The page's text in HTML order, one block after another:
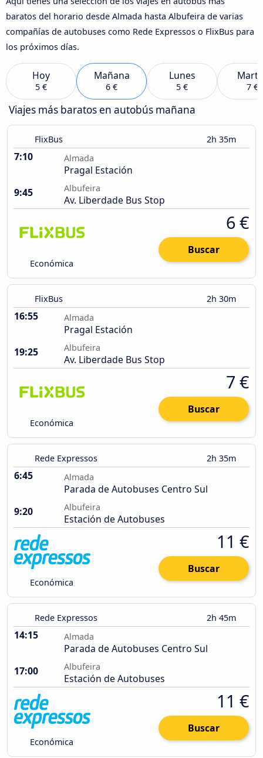
baratos del horario desde Almada hasta Albufeira de varias
compañías de autobuses como Rede Expressos o FlixBus para
los próximos días.
Hoy
5 €
Mañana
6 €
Lunes
5 € 7 €
Viajes más baratos en autobús mañana
FlixBus 2h 35m
7:10 Almada
Pragal Estación
9:45
Albufeira
Av. Liberdade Bus Stop
Económica
6 €
Buscar
FlixBus 2h 30m
16:55 Almada
Pragal Estación
19:25
Albufeira
Av. Liberdade Bus Stop
Económica
7 €
Buscar
Rede Expressos 2h 35m
6:45 Almada
Parada de Autobuses Centro Sul
9:20
Albufeira
Estación de Autobuses
Económica
11 €
Buscar
Rede Expressos 2h 45m
14:15 Almada
Parada de Autobuses Centro Sul
17:00
Albufeira
Estación de Autobuses
Económica
11 €
Buscar